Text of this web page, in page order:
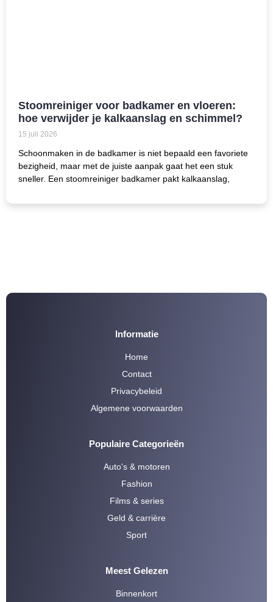
Stoomreiniger voor badkamer en vloeren:
hoe verwijder je kalkaanslag en schimmel?
15 juli 2026
Schoonmaken in de badkamer is niet bepaald een favoriete
bezigheid, maar met de juiste aanpak gaat het een stuk
sneller. Een stoomreiniger badkamer pakt kalkaanslag,
Informatie
Home
Contact
Privacybeleid
Algemene voorwaarden
Populaire Categorieën
Auto's & motoren
Fashion
Films & series
Geld & carrière
Sport
Meest Gelezen
Binnenkort